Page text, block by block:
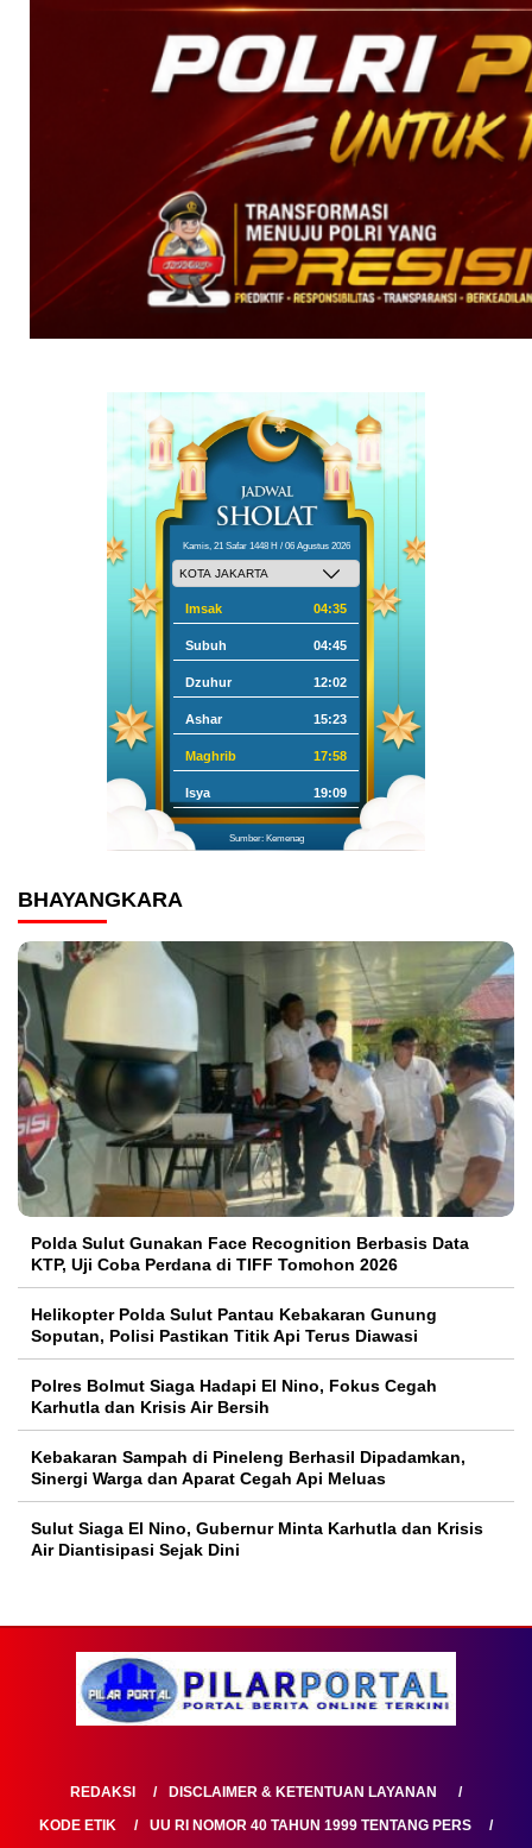
Kamis, 21 Safar 1448 H / 06 Agustus 2026
Imsak 04:35
Subuh 04:45
Dzuhur 12:02
Ashar 15:23
Maghrib 17:58
Isya 19:09
Sumber: Kemenag
BHAYANGKARA
Polda Sulut Gunakan Face Recognition Berbasis Data
KTP, Uji Coba Perdana di TIFF Tomohon 2026
Helikopter Polda Sulut Pantau Kebakaran Gunung
Soputan, Polisi Pastikan Titik Api Terus Diawasi
Polres Bolmut Siaga Hadapi El Nino, Fokus Cegah
Karhutla dan Krisis Air Bersih
Kebakaran Sampah di Pineleng Berhasil Dipadamkan,
Sinergi Warga dan Aparat Cegah Api Meluas
Sulut Siaga El Nino, Gubernur Minta Karhutla dan Krisis
Air Diantisipasi Sejak Dini
REDAKSI
DISCLAIMER & KETENTUAN LAYANAN
KODE ETIK
UU RI NOMOR 40 TAHUN 1999 TENTANG PERS